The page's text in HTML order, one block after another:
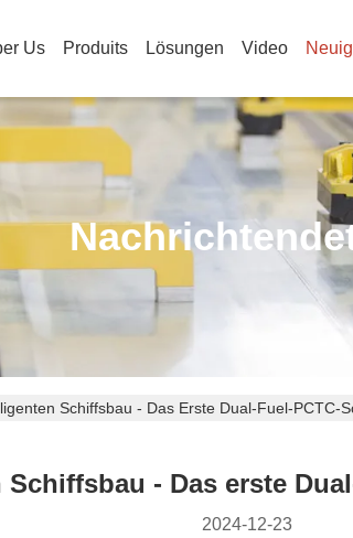
Us Produits Lösungen Video
Schiffsbau - Das Erste Dual-Fuel-PCTC-
- Das erste
2024-12-23